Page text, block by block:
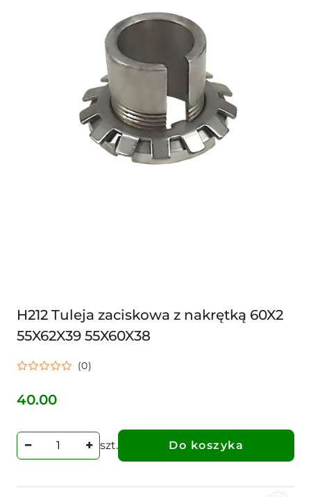
H212 Tuleja zaciskowa z nakrętką 60X2
55X62X39 55X60X38
(0)
Cena:
40.00
szt. Do koszyka